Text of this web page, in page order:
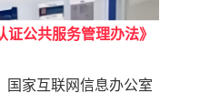
证公共服务管理办法》
国家互联网信息办公室